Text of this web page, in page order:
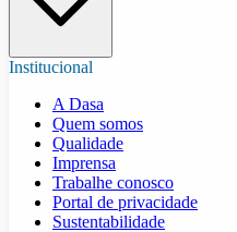
Institucional
A Dasa
Quem somos
Qualidade
Imprensa
Trabalhe conosco
Portal de privacidade
Sustentabilidade